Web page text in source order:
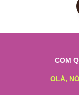
COM
OLÁ,